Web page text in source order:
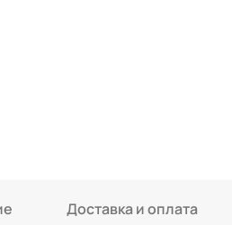
Доставка и оплата